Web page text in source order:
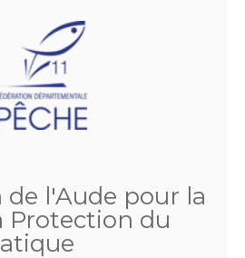
de l'Aude pour la
Protection du